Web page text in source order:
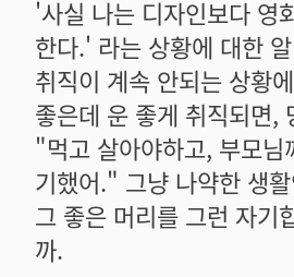
'사실 나는 디자인보다 영
한다.' 라는 상황에 대한
취직이 계속 안되는 상황
좋은데 운 좋게 취직되면,
"먹고 살아야하고, 부모
기했어." 그냥 나약한 생
그 좋은 머리를 그런 자기
까.